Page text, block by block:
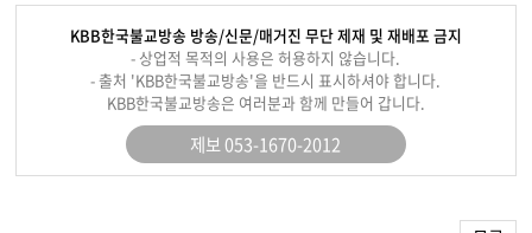
KBB한국불교방송 방송/신문/매거진 무단 제재 및 재배포 금지
- 상업적 목적의 사용은 허용하지 않습니다.
- 출처 'KBB한국불교방송'을 반드시 표시하셔야 합니다.
KBB한국불교방송은 여러분과 함께 만들어 갑니다.
제보 053-1670-2012